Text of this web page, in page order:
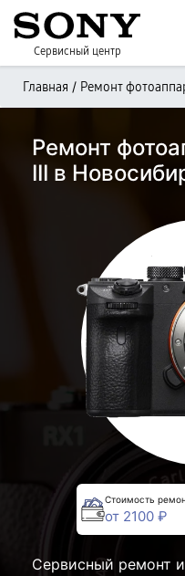
Сервисный центр
Главная / Ремонт
Ремонт
III в
Стоимость
от 2100 ₽
Сервисный ремонт